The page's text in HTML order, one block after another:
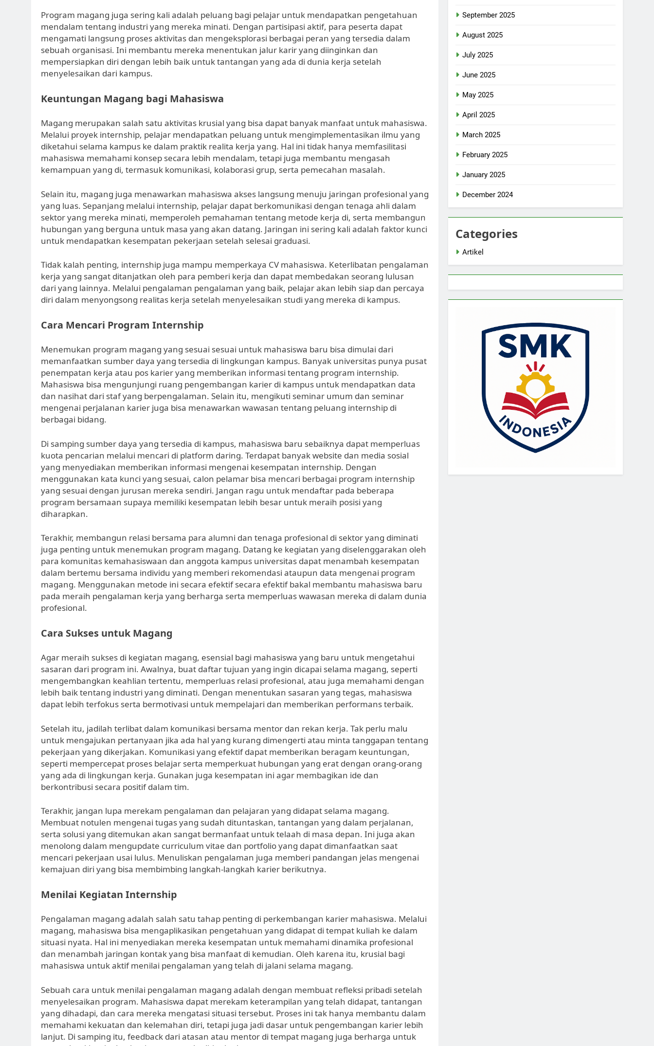
Program magang juga sering kali adalah peluang bagi pelajar untuk mendapatkan pengetahuan
mendalam tentang industri yang mereka minati. Dengan partisipasi aktif, para peserta dapat
mengamati langsung proses aktivitas dan mengeksplorasi berbagai peran yang tersedia dalam
sebuah organisasi. Ini membantu mereka menentukan jalur karir yang diinginkan dan
mempersiapkan diri dengan lebih baik untuk tantangan yang ada di dunia kerja setelah
menyelesaikan dari kampus.
Keuntungan Magang bagi Mahasiswa
Magang merupakan salah satu aktivitas krusial yang bisa dapat banyak manfaat untuk mahasiswa.
Melalui proyek internship, pelajar mendapatkan peluang untuk mengimplementasikan ilmu yang
diketahui selama kampus ke dalam praktik realita kerja yang. Hal ini tidak hanya memfasilitasi
mahasiswa memahami konsep secara lebih mendalam, tetapi juga membantu mengasah
kemampuan yang di, termasuk komunikasi, kolaborasi grup, serta pemecahan masalah.
Selain itu, magang juga menawarkan mahasiswa akses langsung menuju jaringan profesional yang
yang luas. Sepanjang melalui internship, pelajar dapat berkomunikasi dengan tenaga ahli dalam
sektor yang mereka minati, memperoleh pemahaman tentang metode kerja di, serta membangun
hubungan yang berguna untuk masa yang akan datang. Jaringan ini sering kali adalah faktor kunci
untuk mendapatkan kesempatan pekerjaan setelah selesai graduasi.
Tidak kalah penting, internship juga mampu memperkaya CV mahasiswa. Keterlibatan pengalaman
kerja yang sangat ditanjatkan oleh para pemberi kerja dan dapat membedakan seorang lulusan
dari yang lainnya. Melalui pengalaman pengalaman yang baik, pelajar akan lebih siap dan percaya
diri dalam menyongsong realitas kerja setelah menyelesaikan studi yang mereka di kampus.
Cara Mencari Program Internship
Menemukan program magang yang sesuai sesuai untuk mahasiswa baru bisa dimulai dari
memanfaatkan sumber daya yang tersedia di lingkungan kampus. Banyak universitas punya pusat
penempatan kerja atau pos karier yang memberikan informasi tentang program internship.
Mahasiswa bisa mengunjungi ruang pengembangan karier di kampus untuk mendapatkan data
dan nasihat dari staf yang berpengalaman. Selain itu, mengikuti seminar umum dan seminar
mengenai perjalanan karier juga bisa menawarkan wawasan tentang peluang internship di
berbagai bidang.
Di samping sumber daya yang tersedia di kampus, mahasiswa baru sebaiknya dapat memperluas
kuota pencarian melalui mencari di platform daring. Terdapat banyak website dan media sosial
yang menyediakan memberikan informasi mengenai kesempatan internship. Dengan
menggunakan kata kunci yang sesuai, calon pelamar bisa mencari berbagai program internship
yang sesuai dengan jurusan mereka sendiri. Jangan ragu untuk mendaftar pada beberapa
program bersamaan supaya memiliki kesempatan lebih besar untuk meraih posisi yang
diharapkan.
Terakhir, membangun relasi bersama para alumni dan tenaga profesional di sektor yang diminati
juga penting untuk menemukan program magang. Datang ke kegiatan yang diselenggarakan oleh
para komunitas kemahasiswaan dan anggota kampus universitas dapat menambah kesempatan
dalam bertemu bersama individu yang memberi rekomendasi ataupun data mengenai program
magang. Menggunakan metode ini secara efektif secara efektif bakal membantu mahasiswa baru
pada meraih pengalaman kerja yang berharga serta memperluas wawasan mereka di dalam dunia
profesional.
Cara Sukses untuk Magang
Agar meraih sukses di kegiatan magang, esensial bagi mahasiswa yang baru untuk mengetahui
sasaran dari program ini. Awalnya, buat daftar tujuan yang ingin dicapai selama magang, seperti
mengembangkan keahlian tertentu, memperluas relasi profesional, atau juga memahami dengan
lebih baik tentang industri yang diminati. Dengan menentukan sasaran yang tegas, mahasiswa
dapat lebih terfokus serta bermotivasi untuk mempelajari dan memberikan performans terbaik.
Setelah itu, jadilah terlibat dalam komunikasi bersama mentor dan rekan kerja. Tak perlu malu
untuk mengajukan pertanyaan jika ada hal yang kurang dimengerti atau minta tanggapan tentang
pekerjaan yang dikerjakan. Komunikasi yang efektif dapat memberikan beragam keuntungan,
seperti mempercepat proses belajar serta memperkuat hubungan yang erat dengan orang-orang
yang ada di lingkungan kerja. Gunakan juga kesempatan ini agar membagikan ide dan
berkontribusi secara positif dalam tim.
Terakhir, jangan lupa merekam pengalaman dan pelajaran yang didapat selama magang.
Membuat notulen mengenai tugas yang sudah dituntaskan, tantangan yang dalam perjalanan,
serta solusi yang ditemukan akan sangat bermanfaat untuk telaah di masa depan. Ini juga akan
menolong dalam mengupdate curriculum vitae dan portfolio yang dapat dimanfaatkan saat
mencari pekerjaan usai lulus. Menuliskan pengalaman juga memberi pandangan jelas mengenai
kemajuan diri yang bisa membimbing langkah-langkah karier berikutnya.
Menilai Kegiatan Internship
Pengalaman magang adalah salah satu tahap penting di perkembangan karier mahasiswa. Melalui
magang, mahasiswa bisa mengaplikasikan pengetahuan yang didapat di tempat kuliah ke dalam
situasi nyata. Hal ini menyediakan mereka kesempatan untuk memahami dinamika profesional
dan menambah jaringan kontak yang bisa manfaat di kemudian. Oleh karena itu, krusial bagi
mahasiswa untuk aktif menilai pengalaman yang telah di jalani selama magang.
Sebuah cara untuk menilai pengalaman magang adalah dengan membuat refleksi pribadi setelah
menyelesaikan program. Mahasiswa dapat merekam keterampilan yang telah didapat, tantangan
yang dihadapi, dan cara mereka mengatasi situasi tersebut. Proses ini tak hanya membantu dalam
memahami kekuatan dan kelemahan diri, tetapi juga jadi dasar untuk pengembangan karier lebih
lanjut. Di samping itu, feedback dari atasan atau mentor di tempat magang juga berharga untuk
September 2025
August 2025
July 2025
June 2025
May 2025
April 2025
March 2025
February 2025
January 2025
December 2024
Categories
Artikel